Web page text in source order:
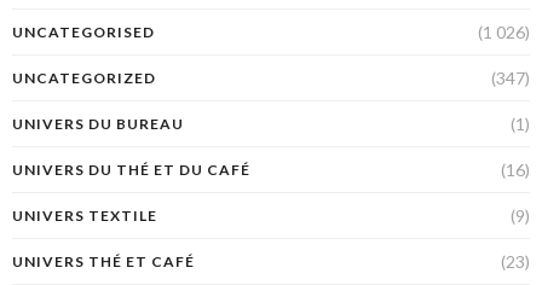
UNCATEGORISED (1 026)
UNCATEGORIZED (347)
UNIVERS DU BUREAU (1)
UNIVERS DU THÉ ET DU CAFÉ (16)
UNIVERS TEXTILE (9)
UNIVERS THÉ ET CAFÉ (23)